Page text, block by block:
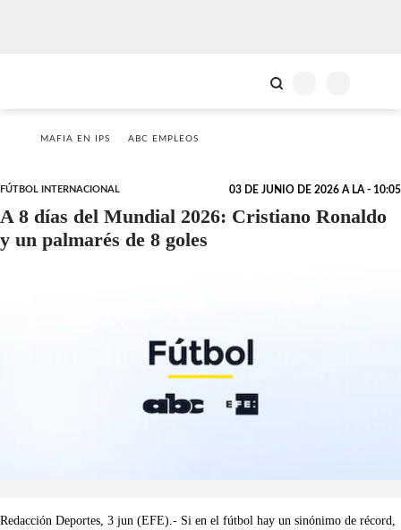
MAFIA EN IPS ABC EMPLEOS
FÚTBOL INTERNACIONAL 03 DE JUNIO DE 2026 A LA - 10:05
A 8 días del Mundial 2026: Cristiano Ronaldo
y un palmarés de 8 goles
Redacción Deportes, 3 jun (EFE).- Si en el fútbol hay un sinónimo de récord,